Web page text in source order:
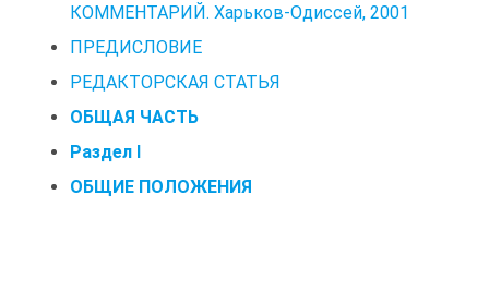
КОММЕНТАРИЙ. Харьков-Одиссей, 2001
ПРЕДИСЛОВИЕ
РЕДАКТОРСКАЯ СТАТЬЯ
ОБЩАЯ ЧАСТЬ
Раздел I
ОБЩИЕ ПОЛОЖЕНИЯ